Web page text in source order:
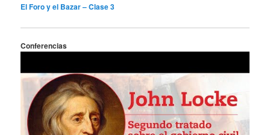
El Foro y el Bazar – Clase 3
Conferencias